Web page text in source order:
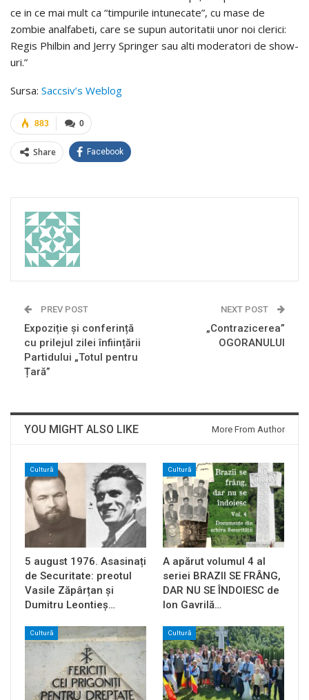
ce in ce mai mult ca “timpurile intunecate”, cu mase de
zombie analfabeti, care se supun autoritatii unor noi clerici:
Regis Philbin and Jerry Springer sau alti moderatori de show-
uri.”
Sursa: Saccsiv’s Weblog
0
883
Share Facebook
PREV POST
Expoziție și conferință
cu prilejul zilei înființării
Partidului „Totul pentru
Țară”
NEXT POST
„Contrazicerea”
OGORANULUI
YOU MIGHT ALSO LIKE More From Author
Cultură
5 august 1976. Asasinați
de Securitate: preotul
Vasile Zăpârțan și
Dumitru Leontieș…
Cultură
A apărut volumul 4 al
seriei BRAZII SE FRÂNG,
DAR NU SE ÎNDOIESC de
Ion Gavrilă…
Cultură Cultură